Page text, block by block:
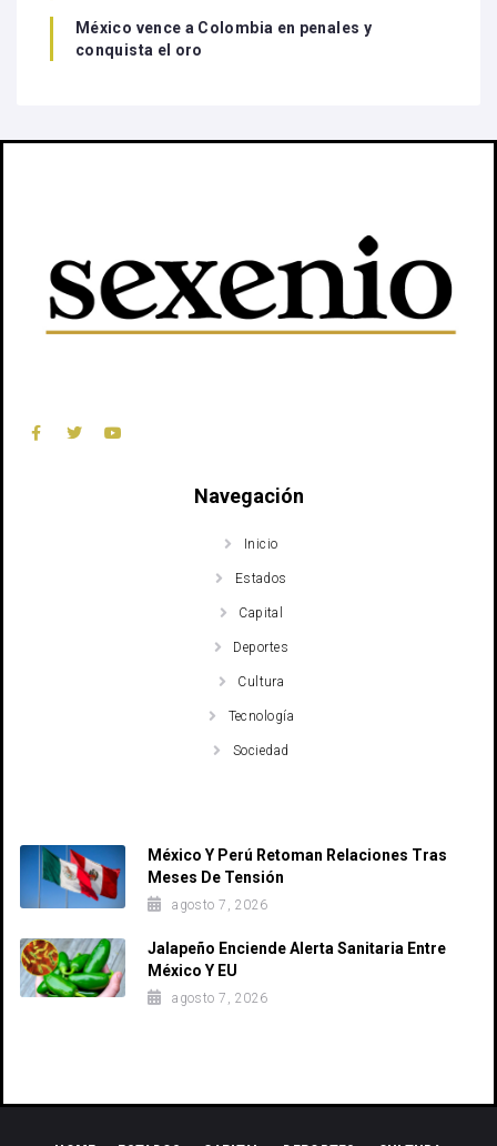
México vence a Colombia en penales y
conquista el oro
Navegación
Inicio
Estados
Capital
Deportes
Cultura
Tecnología
Sociedad
México Y Perú Retoman Relaciones Tras
Meses De Tensión
agosto 7, 2026
Jalapeño Enciende Alerta Sanitaria Entre
México Y EU
agosto 7, 2026